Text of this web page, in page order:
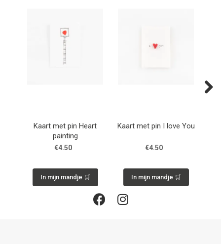
Kaart met pin Heart
painting
€4.50
In mijn mandje 🛒
Kaart met pin I love You
€4.50
In mijn mandje 🛒